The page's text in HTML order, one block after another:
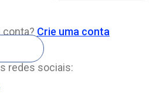
conta? Crie uma conta
redes sociais: